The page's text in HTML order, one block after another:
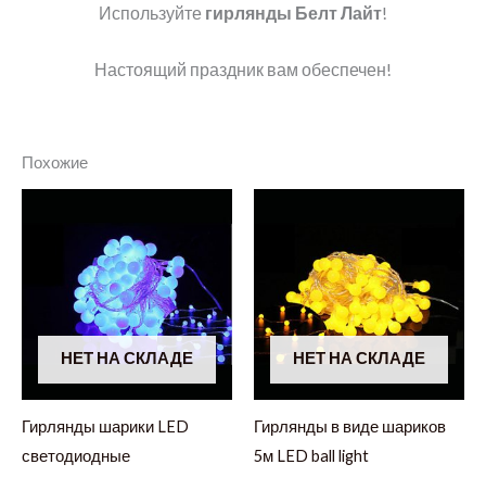
Используйте гирлянды Белт Лайт!
Настоящий праздник вам обеспечен!
Похожие
НЕТ НА СКЛАДЕ
Гирлянды шарики LED
светодиодные
НЕТ НА СКЛАДЕ
Гирлянды в виде шариков
5м LED ball light